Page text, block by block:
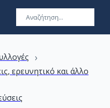
›
ερευνητικό και άλλο